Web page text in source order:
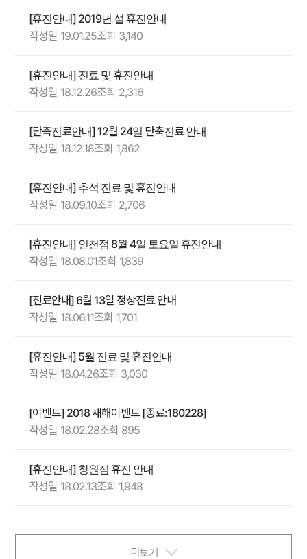
[휴진안내] 2019년 설 휴진안내
작성일 19.01.25조회 3,140
[휴진안내] 진료 및 휴진안내
작성일 18.12.26조회 2,316
[단축진료안내] 12월 24일 단축진료 안내
작성일 18.12.18조회 1,862
[휴진안내] 추석 진료 및 휴진안내
작성일 18.09.10조회 2,706
[휴진안내] 인천점 8월 4일 토요일 휴진안내
작성일 18.08.01조회 1,839
[진료안내] 6월 13일 정상진료 안내
작성일 18.06.11조회 1,701
[휴진안내] 5월 진료 및 휴진안내
작성일 18.04.26조회 3,030
[이벤트] 2018 새해이벤트 [종료:180228]
작성일 18.02.28조회 895
[휴진안내] 창원점 휴진 안내
작성일 18.02.13조회 1,948
더보기